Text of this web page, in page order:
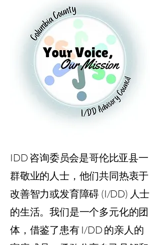
IDD 咨询委员会是哥伦比亚县一
群敬业的人士，他们共同热衷于
改善智力或发育障碍 (I/DD) 人士
的生活。我们是一个多元化的团
体，借鉴了患有 I/DD 的亲人的